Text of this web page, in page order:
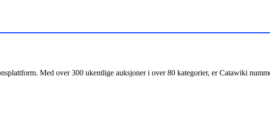
Med over 300 ukentlige auksjoner i over 80 kategorier, er Catawiki